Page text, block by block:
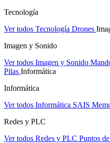
Tecnología
Ver todos Tecnología Drones
Imagen y Sonido
Ver todos Imagen y Sonido
Pilas Informática
Informática
Ver todos Informática SAIS
Redes y PLC
Ver todos Redes y PLC Puntos